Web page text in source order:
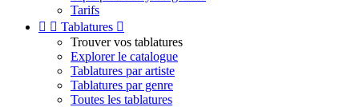
Tarifs
  Tablatures 
Trouver vos tablatures
Explorer le catalogue
Tablatures par artiste
Tablatures par genre
Toutes les tablatures